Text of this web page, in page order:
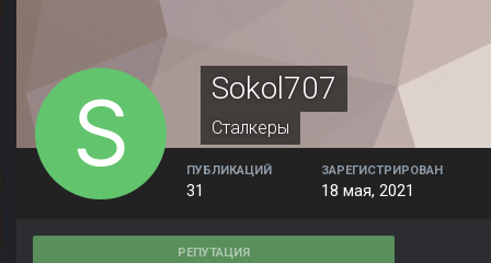
Sokol707
Сталкеры
ПУБЛИКАЦИЙ
31
ЗАРЕГИСТРИРОВАН
18 мая, 2021
РЕПУТАЦИЯ